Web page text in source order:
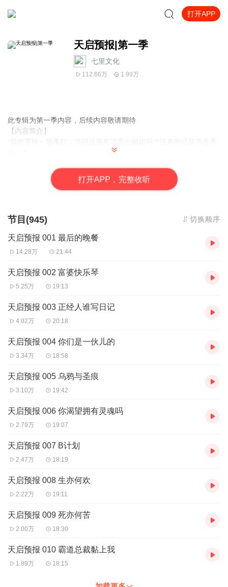
打开APP
天启预报|第一季
七里文化
112.66万 1.99万
此专辑为第一季内容，后续内容敬请期待
【内容简介】
会金牌牛郎、二十四个毁灭因素之一、淮海路小佩奇、深渊烈日、
最终的地狱之王：槐诗。
为了赚钱和苟命，他一不小心踏入了这个危险世界。
现境之外的边境，日常之后的异常。理想国、统辖局、存续院以及
高踞于顶峰之上的天文会，绿日、黄金黎明、存世余孽与诸界天
敌……
打开APP，完整收听
节目(945) 切换顺序
天启预报 001 最后的晚餐
14.28万 21:44
天启预报 002 富婆快乐琴
5.25万 19:13
天启预报 003 正经人谁写日记
4.02万 20:18
天启预报 004 你们是一伙儿的
3.34万 18:58
天启预报 005 乌鸦与圣痕
3.10万 19:42
天启预报 006 你渴望拥有灵魂吗
2.79万 19:07
天启预报 007 B计划
2.47万 18:19
天启预报 008 生亦何欢
2.22万 19:11
天启预报 009 死亦何苦
2.00万 18:30
天启预报 010 霸道总裁黏上我
1.89万 18:15